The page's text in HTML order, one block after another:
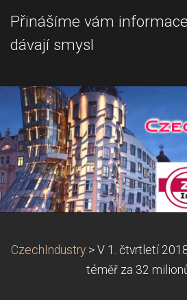
Přinášíme vám
dávají smysl
CzechIndustry > V 1. čtvrtletí
téměř za 32